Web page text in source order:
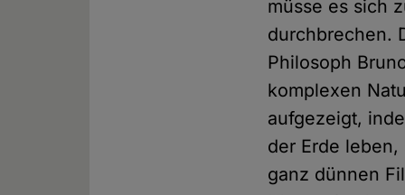
müsse es sich
durchbrechen.
Philosoph
komplexen
aufgezeigt,
der Erde
ganz dünnen